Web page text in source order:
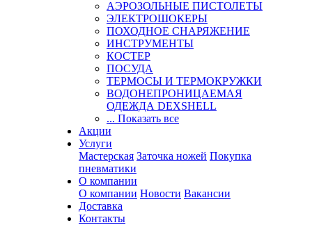
АЭРОЗОЛЬНЫЕ ПИСТОЛЕТЫ
ЭЛЕКТРОШОКЕРЫ
ПОХОДНОЕ СНАРЯЖЕНИЕ
ИНСТРУМЕНТЫ
КОСТЕР
ПОСУДА
ТЕРМОСЫ И ТЕРМОКРУЖКИ
ВОДОНЕПРОНИЦАЕМАЯ
ОДЕЖДА DEXSHELL
... Показать все
Акции
Услуги
Мастерская Заточка ножей Покупка
пневматики
О компании
О компании Новости Вакансии
Доставка
Контакты